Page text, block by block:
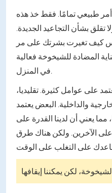
طبيعي تمامًا. فقط خذ هذه
تقلق بشأن التجاعيد الجديدة.
كيف تغيرت بشرتك على مر
المضادة للشيخوخة فعالية
في المنزل.
على عوامل كثيرة. تقليديا،
والداخلية. البعض يعتمد
مما يعني أن لدينا القدرة على
على الآخرين. ولكن هناك طرق